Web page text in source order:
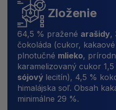
Zloženie
64,5 % pražené arašidy,
čokoláda (cukor,
plnotučné mlieko,
karamelizovaný cukor
sójový lecitín), 4,5 %
himalájska soľ. Obsah
minimálne 29 %.